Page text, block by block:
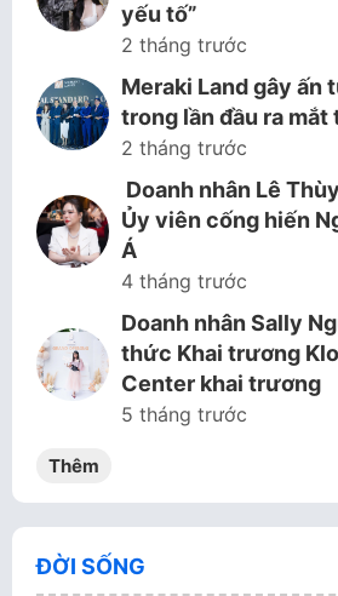
yếu tố”
2 tháng trước
Meraki Land gây ấn
trong lần đầu ra
2 tháng trước
Doanh nhân Lê
Ủy viên cống hiến
Á
4 tháng trước
Doanh nhân Sally
thức Khai trương
Center khai trương
5 tháng trước
Thêm
ĐỜI SỐNG